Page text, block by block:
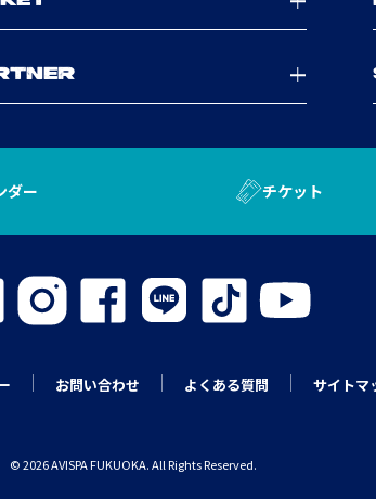
ダー チケット
お問い合わせ よくある質問 サイトマ
© 2026 AVISPA FUKUOKA. All Rights Reserved.